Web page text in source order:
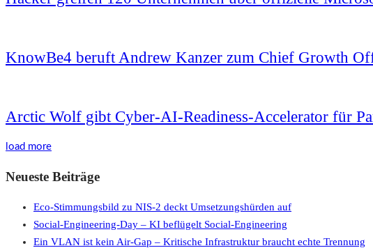
KnowBe4 beruft Andrew Kanzer zum Chief Growth
Arctic Wolf gibt Cyber-AI-Readiness-Accelerator für
load more
Neueste Beiträge
Eco-Stimmungsbild zu NIS-2 deckt Umsetzungshürden auf
Social-Engineering-Day – KI beflügelt Social-Engineering
Ein VLAN ist kein Air-Gap – Kritische Infrastruktur braucht echte Trennung